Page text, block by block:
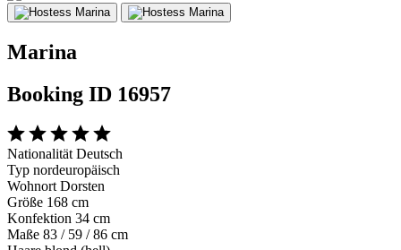
Marina
Booking ID 16957
Nationalität Deutsch
Typ nordeuropäisch
Wohnort Dorsten
Größe 168 cm
Konfektion 34 cm
Maße 83 / 59 / 86 cm